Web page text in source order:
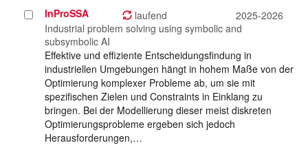
Projekt
auswählen
InProSSA laufend
2025-2026
Industrial problem solving using symbolic and
subsymbolic AI
Effektive und effiziente Entscheidungsfindung in
industriellen Umgebungen hängt in hohem Maße von der
Optimierung komplexer Probleme ab, um sie mit
spezifischen Zielen und Constraints in Einklang zu
bringen. Bei der Modellierung dieser meist diskreten
Optimierungsprobleme ergeben sich jedoch
Herausforderungen,…